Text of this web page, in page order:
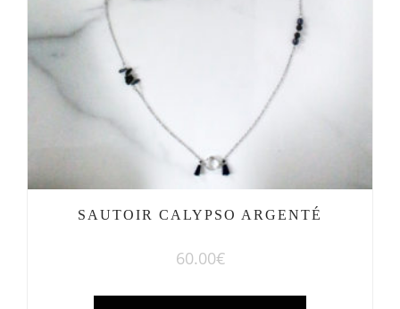
SAUTOIR CALYPSO ARGENTÉ
60.00€